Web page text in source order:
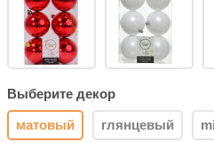
Выберите декор
матовый глянцевый